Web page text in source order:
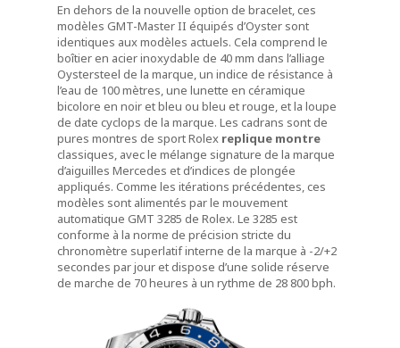
En dehors de la nouvelle option de bracelet, ces
modèles GMT-Master II équipés d’Oyster sont
identiques aux modèles actuels. Cela comprend le
boîtier en acier inoxydable de 40 mm dans l’alliage
Oystersteel de la marque, un indice de résistance à
l’eau de 100 mètres, une lunette en céramique
bicolore en noir et bleu ou bleu et rouge, et la loupe
de date cyclops de la marque. Les cadrans sont de
pures montres de sport Rolex replique montre
classiques, avec le mélange signature de la marque
d’aiguilles Mercedes et d’indices de plongée
appliqués. Comme les itérations précédentes, ces
modèles sont alimentés par le mouvement
automatique GMT 3285 de Rolex. Le 3285 est
conforme à la norme de précision stricte du
chronomètre superlatif interne de la marque à -2/+2
secondes par jour et dispose d’une solide réserve
de marche de 70 heures à un rythme de 28 800 bph.